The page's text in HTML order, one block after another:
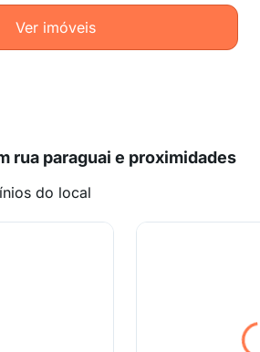
Ver imóveis
rua paraguai e proximidades
do local